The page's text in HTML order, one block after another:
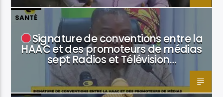
SANTÉ
Signature de conventions entre la
HAAC et des promoteurs de médias
sept Radios et Télévision…